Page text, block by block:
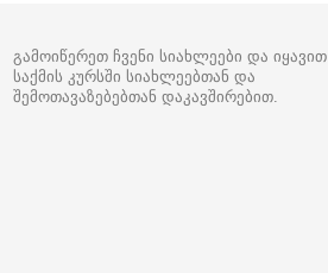
გამოიწერეთ ჩვენი სიახლეები და იყავით
საქმის კურსში სიახლეებთან და
შემოთავაზებებთან დაკავშირებით.